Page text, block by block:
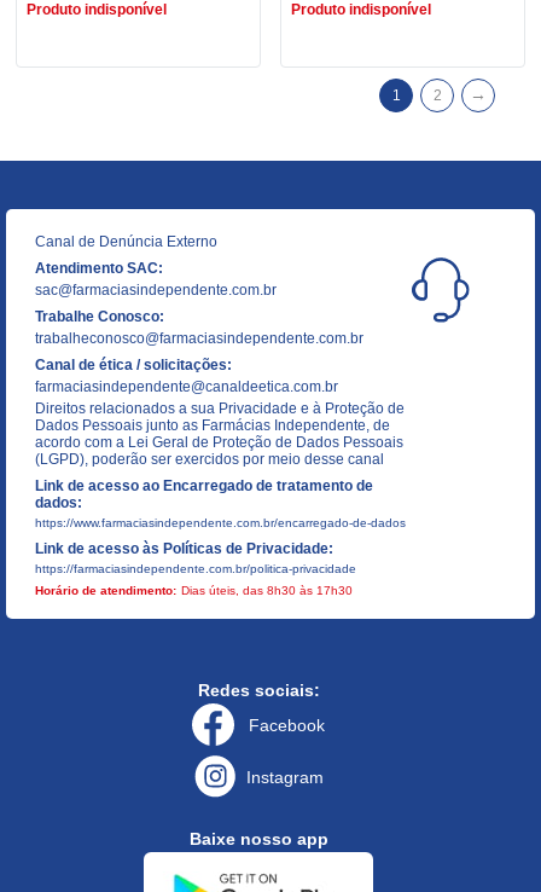
Produto indisponível Produto indisponível
1 2 →
Canal de Denúncia Externo
Atendimento SAC:
sac@farmaciasindependente.com.br
Trabalhe Conosco:
trabalheconosco@farmaciasindependente.com.br
Canal de ética / solicitações:
farmaciasindependente@canaldeetica.com.br
Direitos relacionados a sua Privacidade e à Proteção de
Dados Pessoais junto as Farmácias Independente, de
acordo com a Lei Geral de Proteção de Dados Pessoais
(LGPD), poderão ser exercidos por meio desse canal
Link de acesso ao Encarregado de tratamento de
dados:
https://www.farmaciasindependente.com.br/encarregado-de-dados
Link de acesso às Políticas de Privacidade:
https://farmaciasindependente.com.br/politica-privacidade
Horário de atendimento: Dias úteis, das 8h30 às 17h30
Redes sociais:
Facebook
Instagram
Baixe nosso app